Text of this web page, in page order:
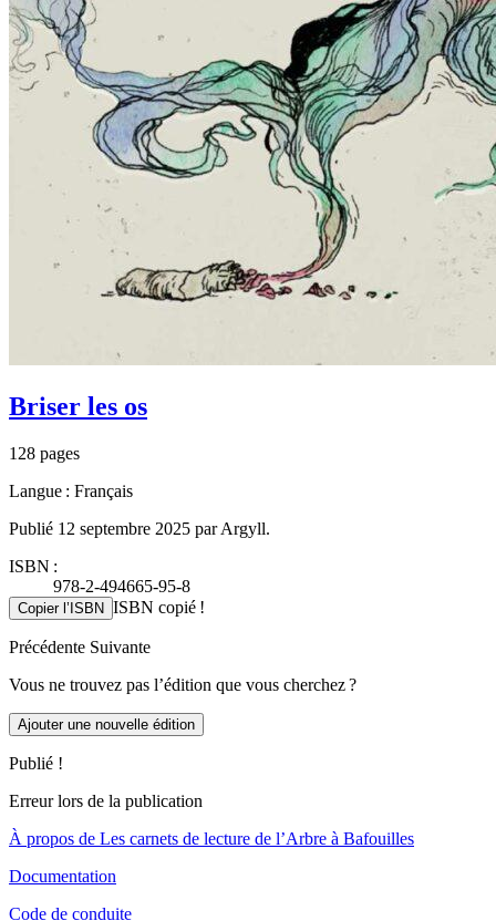
Briser les os
128 pages
Langue : Français
Publié 12 septembre 2025 par Argyll.
ISBN :
978-2-494665-95-8
Copier l’ISBN ISBN copié !
Précédente Suivante
Vous ne trouvez pas l’édition que vous cherchez ?
Ajouter une nouvelle édition
Publié !
Erreur lors de la publication
À propos de Les carnets de lecture de l’Arbre à Bafouilles
Documentation
Code de conduite